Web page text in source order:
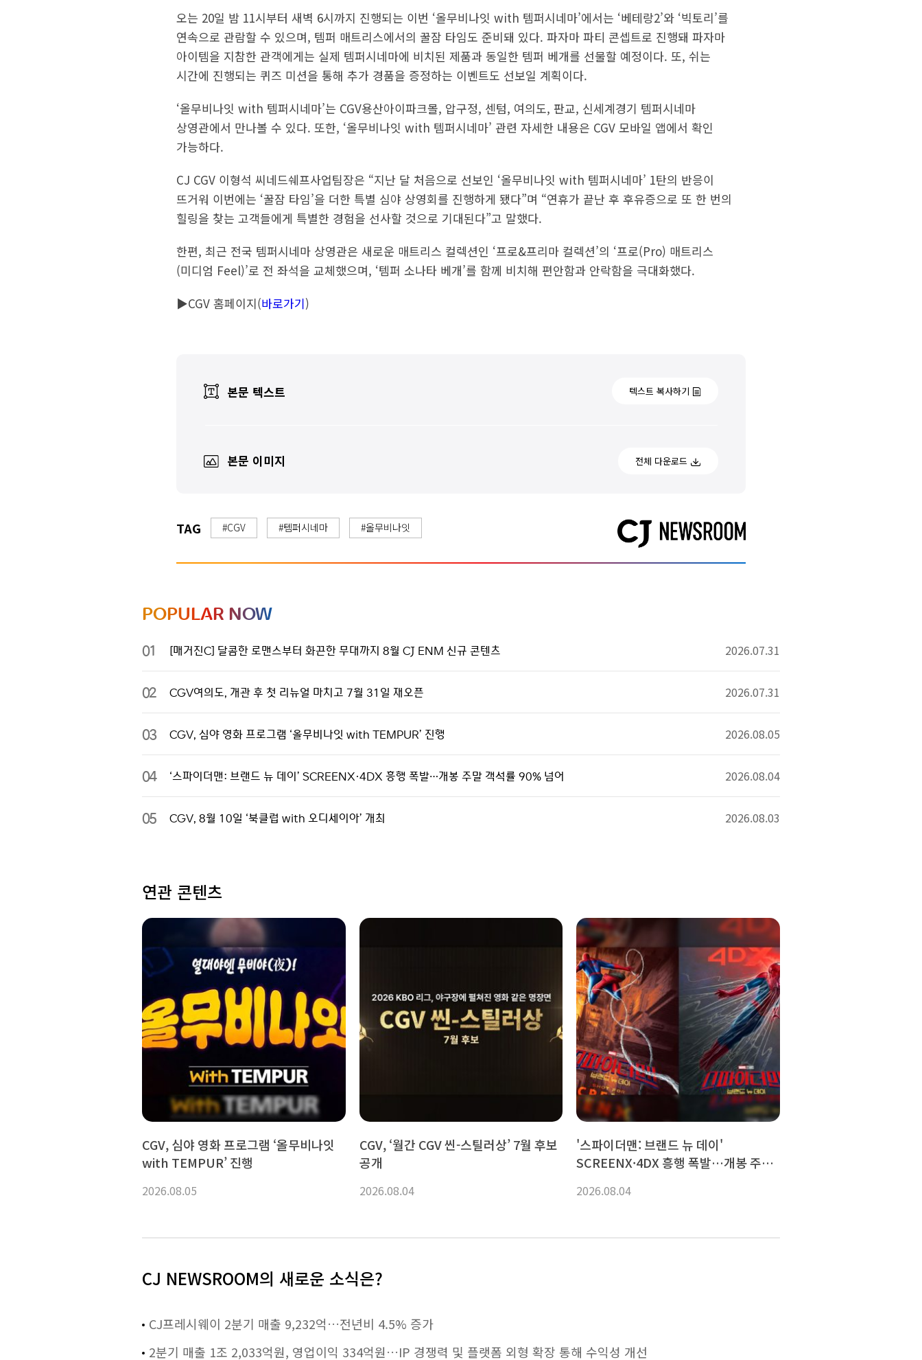
오는 20일 밤 11시부터 새벽 6시까지 진행되는 이번 ‘올무비나잇 with 템퍼시네마’에서는 ‘베테랑2’와 ‘빅토리’를
연속으로 관람할 수 있으며, 템퍼 매트리스에서의 꿀잠 타임도 준비돼 있다. 파자마 파티 콘셉트로 진행돼 파자마
아이템을 지참한 관객에게는 실제 템퍼시네마에 비치된 제품과 동일한 템퍼 베개를 선물할 예정이다. 또, 쉬는
시간에 진행되는 퀴즈 미션을 통해 추가 경품을 증정하는 이벤트도 선보일 계획이다.
‘올무비나잇 with 템퍼시네마’는 CGV용산아이파크몰, 압구정, 센텀, 여의도, 판교, 신세계경기 템퍼시네마
상영관에서 만나볼 수 있다. 또한, ‘올무비나잇 with 템퍼시네마’ 관련 자세한 내용은 CGV 모바일 앱에서 확인
가능하다.
CJ CGV 이형석 씨네드쉐프사업팀장은 “지난 달 처음으로 선보인 ‘올무비나잇 with 템퍼시네마’ 1탄의 반응이
뜨거워 이번에는 ‘꿀잠 타임’을 더한 특별 심야 상영회를 진행하게 됐다”며 “연휴가 끝난 후 후유증으로 또 한 번의
힐링을 찾는 고객들에게 특별한 경험을 선사할 것으로 기대된다”고 말했다.
한편, 최근 전국 템퍼시네마 상영관은 새로운 매트리스 컬렉션인 ‘프로&프리마 컬렉션’의 ‘프로(Pro) 매트리스
(미디엄 Feel)’로 전 좌석을 교체했으며, ‘템퍼 소나타 베개’를 함께 비치해 편안함과 안락함을 극대화했다.
▶CGV 홈페이지(바로가기)
본문 텍스트 텍스트 복사하기
본문 이미지 전체 다운로드
TAG #CGV #템퍼시네마 #올무비나잇
POPULAR NOW
01 [매거진C] 달콤한 로맨스부터 화끈한 무대까지 8월 CJ ENM 신규 콘텐츠 2026.07.31
02 CGV여의도, 개관 후 첫 리뉴얼 마치고 7월 31일 재오픈 2026.07.31
03 CGV, 심야 영화 프로그램 ‘올무비나잇 with TEMPUR’ 진행 2026.08.05
04 ‘스파이더맨: 브랜드 뉴 데이’ SCREENX·4DX 흥행 폭발…개봉 주말 객석률 90% 넘어 2026.08.04
05 CGV, 8월 10일 ‘북클럽 with 오디세이아’ 개최 2026.08.03
연관 콘텐츠
CGV, 심야 영화 프로그램 ‘올무비나잇
with TEMPUR’ 진행
2026.08.05
CGV, ‘월간 CGV 씬-스틸러상’ 7월 후보
공개
2026.08.04
'스파이더맨: 브랜드 뉴 데이'
SCREENX·4DX 흥행 폭발…개봉 주말
2026.08.04
CJ NEWSROOM의 새로운 소식은?
CJ프레시웨이 2분기 매출 9,232억…전년비 4.5% 증가
2분기 매출 1조 2,033억원, 영업이익 334억원…IP 경쟁력 및 플랫폼 외형 확장 통해 수익성 개선